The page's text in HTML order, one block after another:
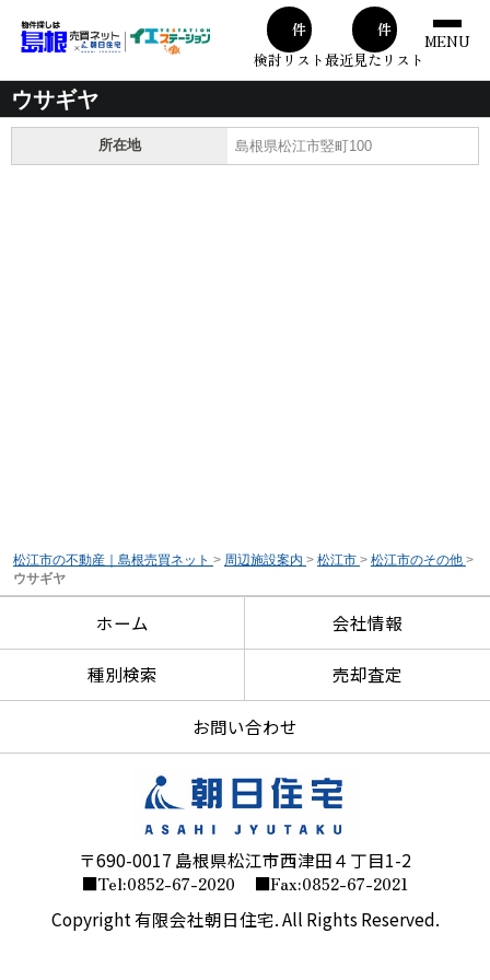
00件
検討リスト
00件
最近見たリスト
MENU
ウサギヤ
所在地 島根県松江市竪町100
松江市の不動産｜島根売買ネット > 周辺施設案内 > 松江市 > 松江市のその他 >
ウサギヤ
ホーム 会社情報
種別検索 売却査定
お問い合わせ
〒690-0017 島根県松江市西津田４丁目1-2
■Tel:0852-67-2020 ■Fax:0852-67-2021
Copyright 有限会社朝日住宅. All Rights Reserved.